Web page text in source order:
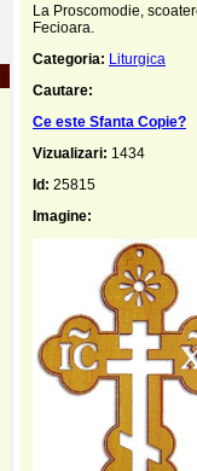
La Proscomodie,
Fecioara.
Categoria: Liturgica
Cautare:
Ce este Sfanta Copie?
Vizualizari: 1434
Id: 25815
Imagine: